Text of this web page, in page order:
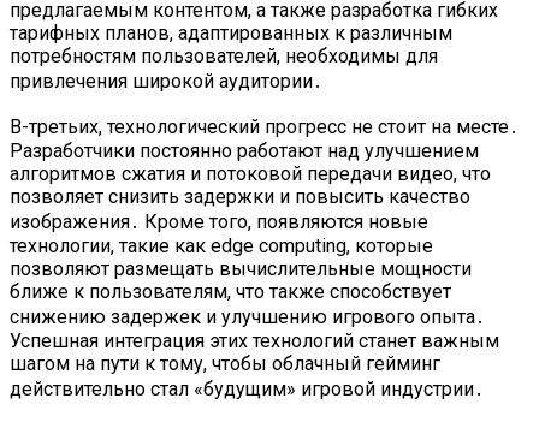
предлагаемым контентом, а также разработка гибких
тарифных планов, адаптированных к различным
потребностям пользователей, необходимы для
привлечения широкой аудитории․
В-третьих, технологический прогресс не стоит на месте․
Разработчики постоянно работают над улучшением
алгоритмов сжатия и потоковой передачи видео, что
позволяет снизить задержки и повысить качество
изображения․ Кроме того, появляются новые
технологии, такие как edge computing, которые
позволяют размещать вычислительные мощности
ближе к пользователям, что также способствует
снижению задержек и улучшению игрового опыта․
Успешная интеграция этих технологий станет важным
шагом на пути к тому, чтобы облачный гейминг
действительно стал «будущим» игровой индустрии․